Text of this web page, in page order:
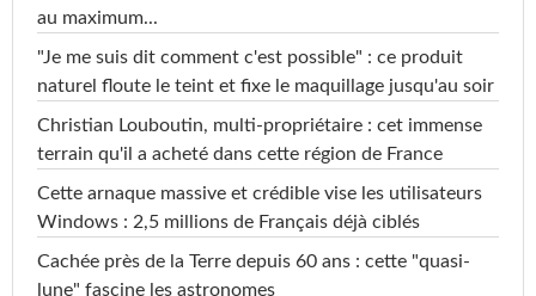
au maximum...
"Je me suis dit comment c'est possible" : ce produit
naturel floute le teint et fixe le maquillage jusqu'au soir
Christian Louboutin, multi-propriétaire : cet immense
terrain qu'il a acheté dans cette région de France
Cette arnaque massive et crédible vise les utilisateurs
Windows : 2,5 millions de Français déjà ciblés
Cachée près de la Terre depuis 60 ans : cette "quasi-
lune" fascine les astronomes